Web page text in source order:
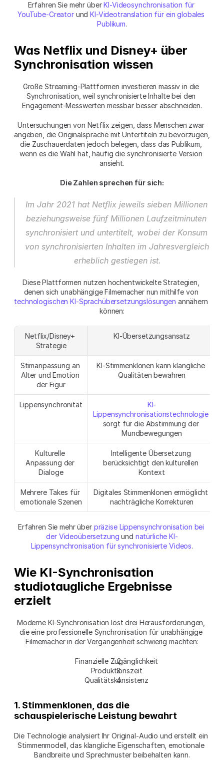
Erfahren Sie mehr über KI-Videosynchronisation für
YouTube-Creator und KI-Videotranslation für ein globales
Publikum.
Was Netflix und Disney+ über
Synchronisation wissen
Große Streaming-Plattformen investieren massiv in die
Synchronisation, weil synchronisierte Inhalte bei den
Engagement-Messwerten messbar besser abschneiden.
Untersuchungen von Netflix zeigen, dass Menschen zwar
angeben, die Originalsprache mit Untertiteln zu bevorzugen,
die Zuschauerdaten jedoch belegen, dass das Publikum,
wenn es die Wahl hat, häufig die synchronisierte Version
ansieht.
Die Zahlen sprechen für sich:
Im Jahr 2021 hat Netflix jeweils sieben Millionen
beziehungsweise fünf Millionen Laufzeitminuten
synchronisiert und untertitelt, wobei der Konsum
von synchronisierten Inhalten im Jahresvergleich
erheblich gestiegen ist.
Diese Plattformen nutzen hochentwickelte Strategien,
technologischen KI-Sprachübersetzungslösungen annähern
können:
Netflix/Disney+
Strategie
KI-Übersetzungsansatz
Stimanpassung an
Alter und Emotion
der Figur
KI-Stimmenklonen kann klangliche
Qualitäten bewahren
Lippensynchronität
KI-
Lippensynchronisationstechnologie
sorgt für die Abstimmung der
Mundbewegungen
Kulturelle
Anpassung der
Dialoge
Intelligente Übersetzung
berücksichtigt den kulturellen
Kontext
Mehrere Takes für
emotionale Szenen
Digitales Stimmenklonen ermöglicht
nachträgliche Korrekturen
Erfahren Sie mehr über präzise Lippensynchronisation bei
der Videoübersetzung und natürliche KI-
Lippensynchronisation für synchronisierte Videos.
Wie KI-Synchronisation
studiotaugliche Ergebnisse
erzielt
Moderne KI-Synchronisation löst drei Herausforderungen,
die eine professionelle Synchronisation für unabhängige
Filmemacher in der Vergangenheit schwierig machten:
Finanzielle Zugänglichkeit
Produktionszeit
Qualitätskonsistenz
1. Stimmenklonen, das die
schauspielerische Leistung bewahrt
Die Technologie analysiert Ihr Original-Audio und erstellt ein
Stimmenmodell, das klangliche Eigenschaften, emotionale
Bandbreite und Sprechmuster beibehalten kann.